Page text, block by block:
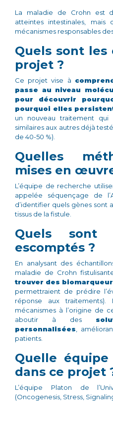
La maladie de Crohn est
atteintes intestinales,
mécanismes responsables
Quels sont
projet ?
Ce projet vise à
passe au niveau
pour découvrir
pourquoi elles
un nouveau traitement qui
similaires aux autres déjà
de 40-50 %).
Quelles
mises en
L’équipe de recherche
appelée séquençage de
d’identifier quels gènes sont
tissus de la fistule.
Quels sont
escomptés ?
En analysant des
maladie de Crohn
trouver des
permettraient de prédire
réponse aux
mécanismes à l’origine de
aboutir à des
personnalisées ,
patients.
Quelle
dans ce projet
L’équipe Platon de
(Oncogenesis, Stress,